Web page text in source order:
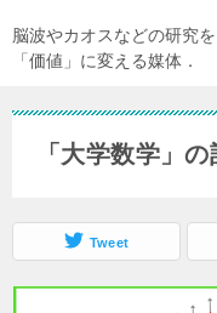
脳波やカオスなどの研究
「価値」に変える媒体．
「大学数学」
Tweet